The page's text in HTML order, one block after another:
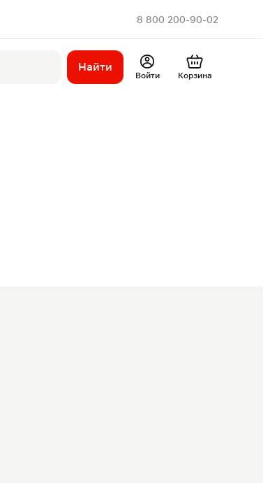
8 800 200-90-02
Найти
Войти Корзина